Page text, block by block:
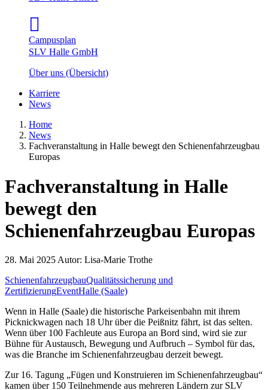
Campusplan
SLV Halle GmbH
Über uns (Übersicht)
Karriere
News
Home
News
Fachveranstaltung in Halle bewegt den Schienenfahrzeugbau
Europas
Fachveranstaltung in Halle
bewegt den
Schienenfahrzeugbau Europas
28. Mai 2025 Autor: Lisa-Marie Trothe
SchienenfahrzeugbauQualitätssicherung und
ZertifizierungEventHalle (Saale)
Wenn in Halle (Saale) die historische Parkeisenbahn mit ihrem
Picknickwagen nach 18 Uhr über die Peißnitz fährt, ist das selten.
Wenn über 100 Fachleute aus Europa an Bord sind, wird sie zur
Bühne für Austausch, Bewegung und Aufbruch – Symbol für das,
was die Branche im Schienenfahrzeugbau derzeit bewegt.
Zur 16. Tagung „Fügen und Konstruieren im Schienenfahrzeugbau“
kamen über 150 Teilnehmende aus mehreren Ländern zur SLV